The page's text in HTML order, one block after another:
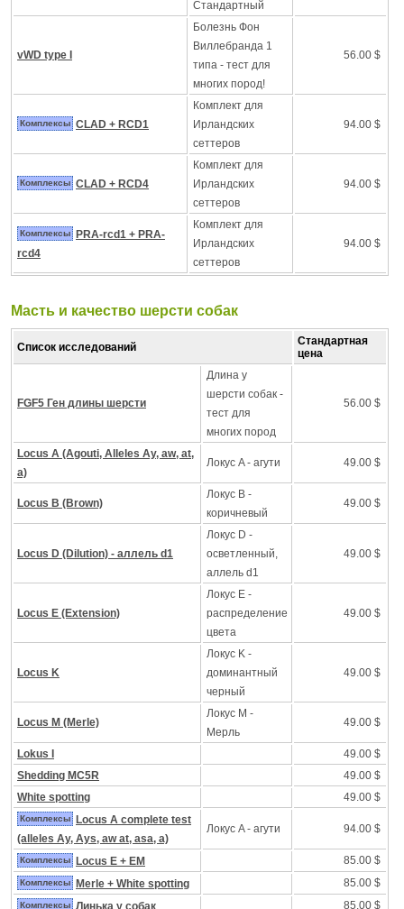
Стандартный
vWD type I
Болезнь Фон
Виллебранда 1
типа - тест для
многих пород!
56.00 $
Комплексы CLAD + RCD1
Комплект для
Ирландских
сеттеров
94.00 $
Комплексы CLAD + RCD4
Комплект для
Ирландских
сеттеров
94.00 $
Комплексы
PRA-rcd1 + PRA-
rcd4
Комплект для
Ирландских
сеттеров
94.00 $
Масть и качество шерсти собак
Список исследований
Стандартная
цена
FGF5 Ген длины шерсти
Длина у
шерсти собак -
тест для
многих пород
56.00 $
Locus A (Agouti, Alleles Ay, aw, at,
a)
Локус A - агути 49.00 $
Locus B (Brown)
Локус B -
коричневый
49.00 $
Locus D (Dilution) - аллель d1
Локус D -
осветленный,
аллель d1
49.00 $
Locus E (Extension)
Локус Е -
распределение
цвета
49.00 $
Locus K
Локус K -
доминантный
черный
49.00 $
Locus M (Merle)
Локус M -
Mерль
49.00 $
Lokus I
49.00 $
Shedding MC5R
49.00 $
White spotting
49.00 $
Комплексы
Locus A complete test
(alleles Ay, Ays, aw at, asa, a)
Локус A - агути 94.00 $
Комплексы Locus E + EM 85.00 $
Комплексы Merle + White spotting 85.00 $
Комплексы Линька у собак 85.00 $